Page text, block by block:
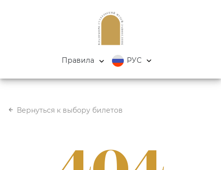
Правила РУС
Вернуться к выбору билетов